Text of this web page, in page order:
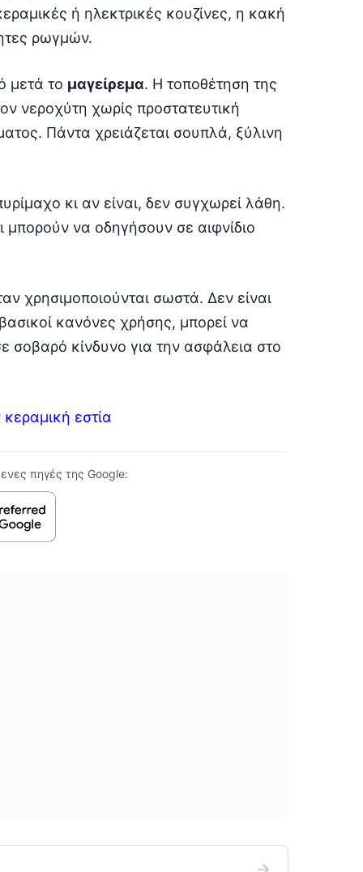
ή ηλεκτρικές κουζίνες, η κακή
ρωγμών.
μετά το μαγείρεμα. Η τοποθέτηση της
νεροχύτη χωρίς προστατευτική
Πάντα χρειάζεται σουπλά, ξύλινη
κι αν είναι, δεν συγχωρεί λάθη.
να οδηγήσουν σε αιφνίδιο
χρησιμοποιούνται σωστά. Δεν είναι
κανόνες χρήσης, μπορεί να
σοβαρό κίνδυνο για την ασφάλεια στο
εστία
πηγές της Google: